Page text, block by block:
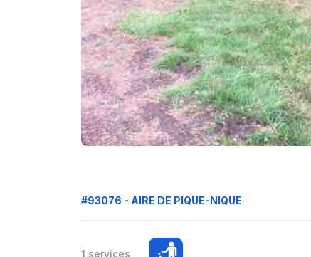
#93076 - AIRE DE PIQUE-NIQUE
1 services